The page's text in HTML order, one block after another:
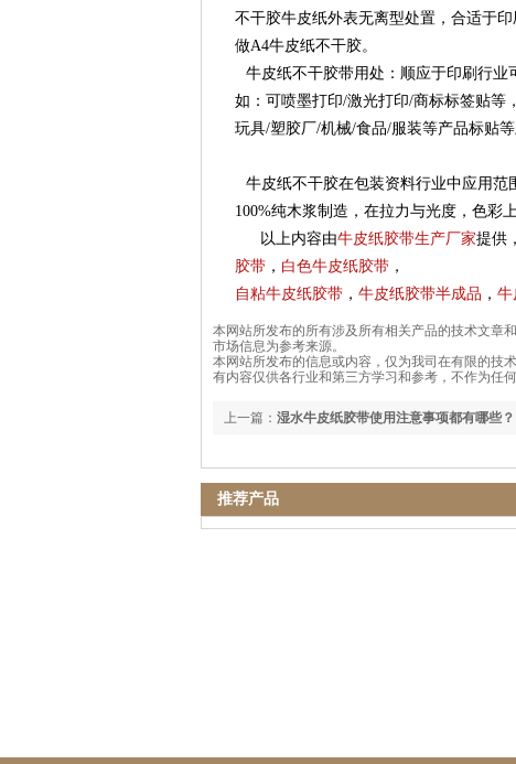
不干胶牛皮纸外表无离型处置，合适于
做A4牛皮纸不干胶。
牛皮纸不干胶带用处：顺应于印刷行业
如：可喷墨打印/激光打印/商标标签贴等
玩具/塑胶厂/机械/食品/服装等产品标贴等
牛皮纸不干胶在包装资料行业中应用范
100%纯木浆制造，在拉力与光度，色彩
以上内容由牛皮纸胶带生产厂家提供
胶带 ， 白色牛皮纸胶带 ，
自粘牛皮纸胶带 ， 牛皮纸胶带半成品 ， 牛
本网站所发布的所有涉及所有相关产品的技术文章
市场信息为参考来源。
本网站所发布的信息或内容，仅为我司在有限的技
有内容仅供各行业和第三方学习和参考，不作为任
上一篇： 湿水牛皮纸胶带使用注意事项都有哪些？
推荐产品